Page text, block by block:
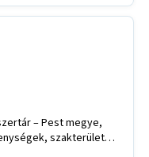
– Pest megye,
szakterületek: